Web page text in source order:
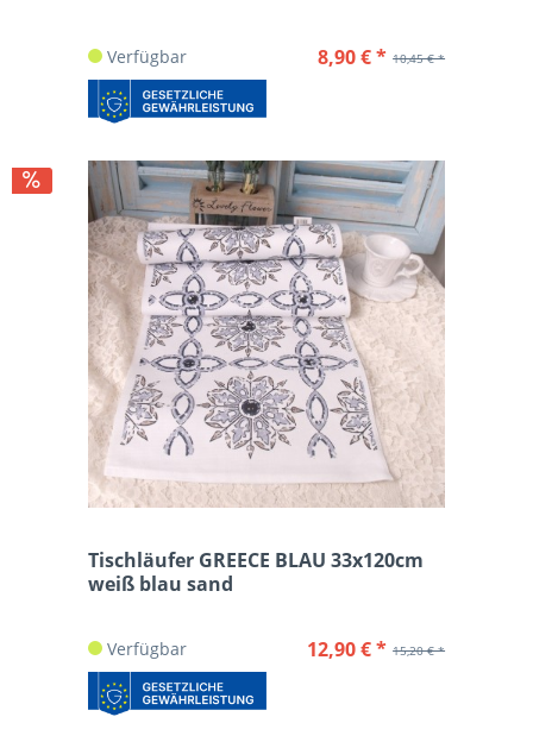
Verfügbar 10,45 € *
8,90 € *
Tischläufer GREECE BLAU 33x120cm
weiß blau sand
Verfügbar 15,20 € *
12,90 € *